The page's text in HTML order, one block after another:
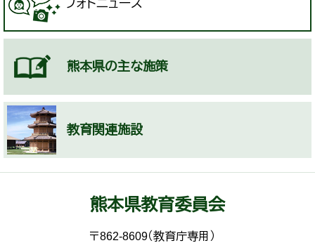
フォトニュース
熊本県の主な施策
教育関連施設
熊本県教育委員会
〒862-8609（教育庁専用）